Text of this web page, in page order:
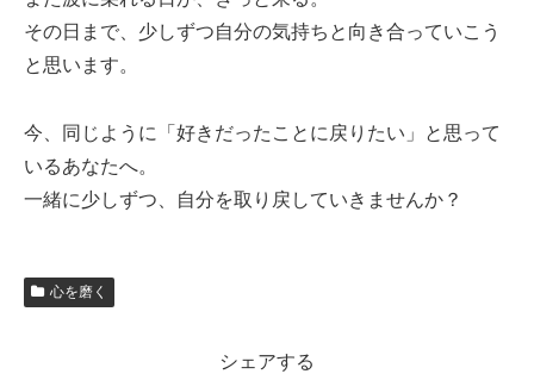
その日まで、少しずつ自分の気持ちと向き合っていこう
と思います。
今、同じように「好きだったことに戻りたい」と思って
いるあなたへ。
一緒に少しずつ、自分を取り戻していきませんか？
心を磨く
シェアする